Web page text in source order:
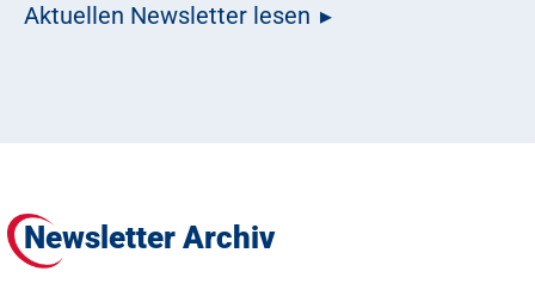
Aktuellen Newsletter lesen
Newsletter Archiv